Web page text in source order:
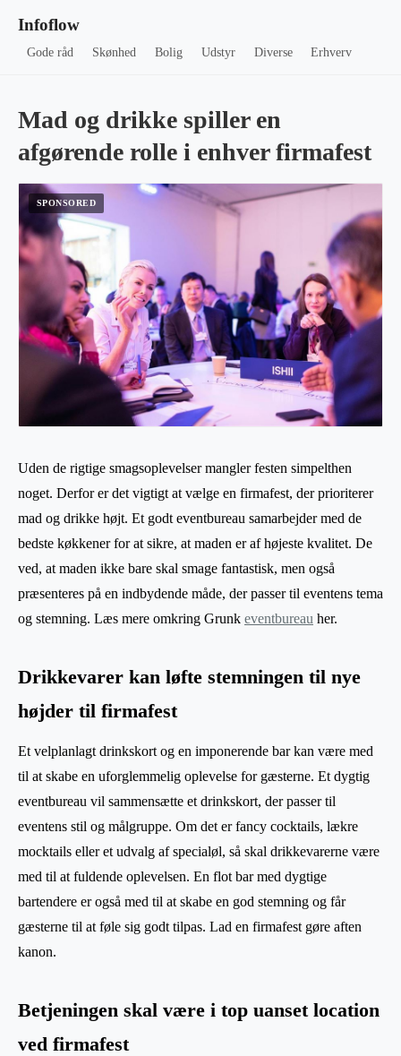
Infoflow
Gode råd Skønhed Bolig Udstyr Diverse Erhverv
Mad og drikke spiller en
afgørende rolle i enhver firmafest
Uden de rigtige smagsoplevelser mangler festen simpelthen
noget. Derfor er det vigtigt at vælge en firmafest, der prioriterer
mad og drikke højt. Et godt eventbureau samarbejder med de
bedste køkkener for at sikre, at maden er af højeste kvalitet. De
ved, at maden ikke bare skal smage fantastisk, men også
præsenteres på en indbydende måde, der passer til eventens tema
og stemning. Læs mere omkring Grunk eventbureau her.
Drikkevarer kan løfte stemningen til nye
højder til firmafest
Et velplanlagt drinkskort og en imponerende bar kan være med
til at skabe en uforglemmelig oplevelse for gæsterne. Et dygtig
eventbureau vil sammensætte et drinkskort, der passer til
eventens stil og målgruppe. Om det er fancy cocktails, lækre
mocktails eller et udvalg af specialøl, så skal drikkevarerne være
med til at fuldende oplevelsen. En flot bar med dygtige
bartendere er også med til at skabe en god stemning og får
gæsterne til at føle sig godt tilpas. Lad en firmafest gøre aften
kanon.
Betjeningen skal være i top uanset location
ved firmafest